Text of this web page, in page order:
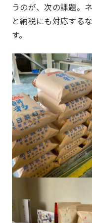
コミュニティシェア委
コネクト委員会
JOC ビジネススクール
Hatch & Evolve（ハチ
ボ）
部会 Section
うのが、次の課題。
と納税にも対応する
す。